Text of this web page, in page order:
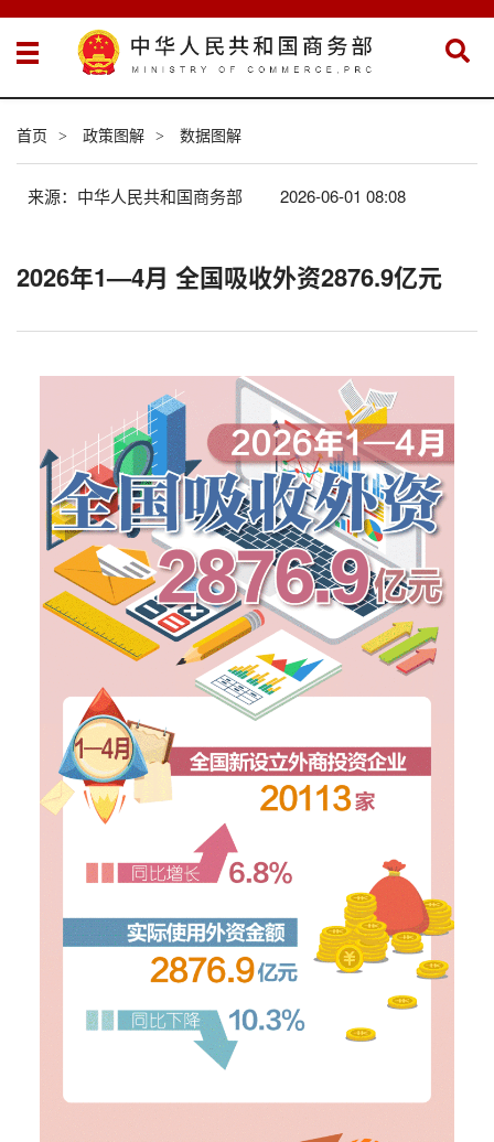
首页 > 政策图解 > 数据图解
来源：中华人民共和国商务部 2026-06-01 08:08
2026年1—4月 全国吸收外资2876.9亿元